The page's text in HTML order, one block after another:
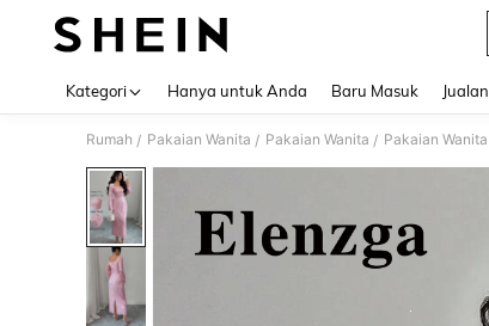
Kategori Hanya untuk Anda Baru Masuk Jualan
Rumah / Pakaian Wanita / Pakaian Wanita / Pakaian Wanita